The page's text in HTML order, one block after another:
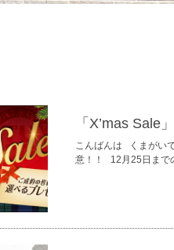
「X’mas Sale」
こんばんは くまがい
意！！ 12月25日まで